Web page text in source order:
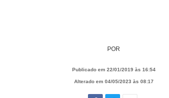
POR
Publicado em 22/01/2019 às 16:54
Alterado em 04/05/2023 às 08:17